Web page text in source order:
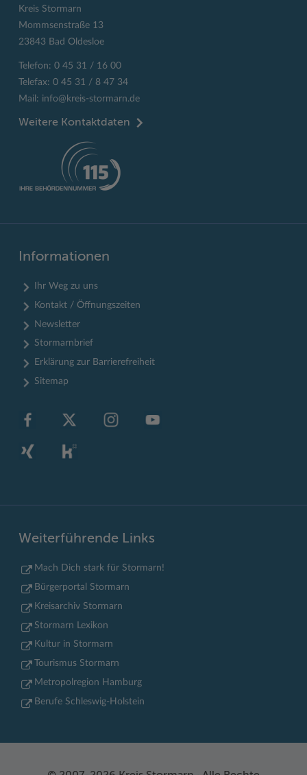
Kreis Stormarn
Mommsenstraße 13
23843 Bad Oldesloe
Telefon: 0 45 31 / 16 00
Telefax: 0 45 31 / 8 47 34
Mail: info@kreis-stormarn.de
Weitere Kontaktdaten
Informationen
Ihr Weg zu uns
Kontakt / Öffnungszeiten
Newsletter
Stormarnbrief
Erklärung zur Barrierefreiheit
Sitemap
Weiterführende Links
Mach Dich stark für Stormarn!
Bürgerportal Stormarn
Kreisarchiv Stormarn
Stormarn Lexikon
Kultur in Stormarn
Tourismus Stormarn
Metropolregion Hamburg
Berufe Schleswig-Holstein